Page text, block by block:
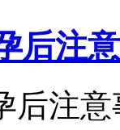
后注意
后注